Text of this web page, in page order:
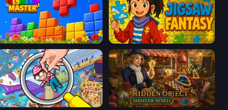
Puzzle Block Master Jigsaw Fantasy
Seek & Find - Hidden Object Game Hidden Object: Street Of Secrets